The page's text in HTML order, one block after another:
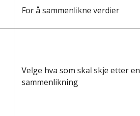
For å sammenlikne verdier
Velge hva som skal skje etter en
sammenlikning